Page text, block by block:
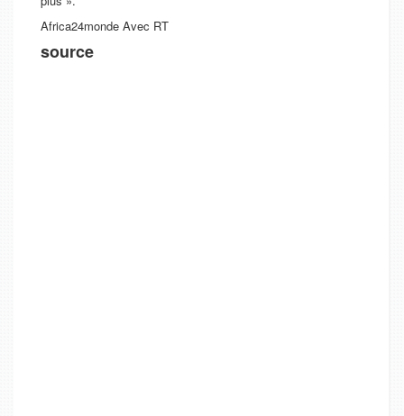
Africa24monde Avec RT
source